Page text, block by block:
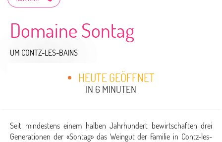
Domaine Sontag
UM CONTZ-LES-BAINS
HEUTE GEÖFFNET
IN 6 MINUTEN
Seit mindestens einem halben Jahrhundert bewirtschaften drei
Generationen der «Sontag» das Weingut der Familie in Contz-les-